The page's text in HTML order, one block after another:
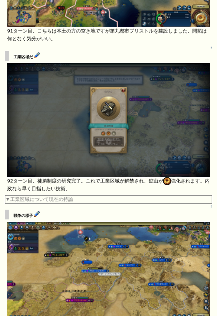
91ターン目。こちらは本土の方の空き地ですが第九都市ブリストルを建設しました。開拓は
何となく気分がいい。
↑
工業区域だ
92ターン目。徒弟制度の研究完了。これで工業区域が解禁され、鉱山が
強化されます。内
政なら早く目指したい技術。
▼工業区域について現在の持論
↑
戦争の様子